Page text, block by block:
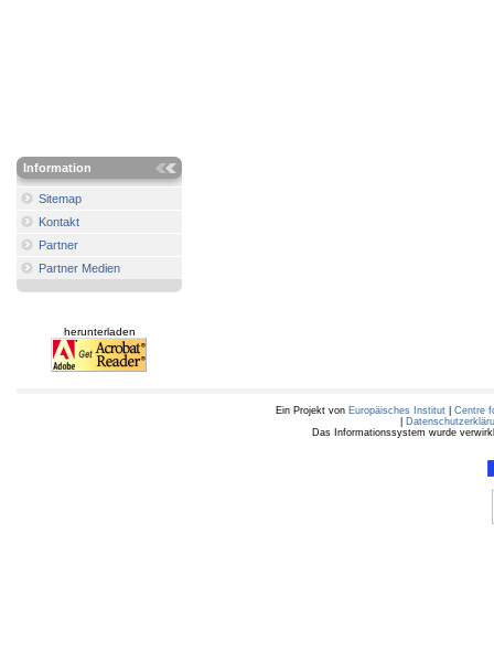
Information
Sitemap
Kontakt
Partner
Partner Medien
herunterladen
Ein Projekt von Europäisches Institut
Centre
Das Informationssystem wurde